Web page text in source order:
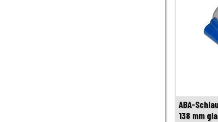
ABA-
138 mm